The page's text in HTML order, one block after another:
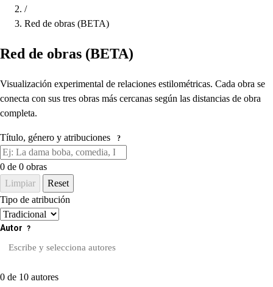
/
Red de obras (BETA)
Red de obras (BETA)
Visualización experimental de relaciones estilométricas. Cada obra se
conecta con sus tres obras más cercanas según las distancias de obra
completa.
Título, género y atribuciones ?
0 de 0 obras
Limpiar
Reset
Tipo de atribución
Autor ?
0 de 10 autores